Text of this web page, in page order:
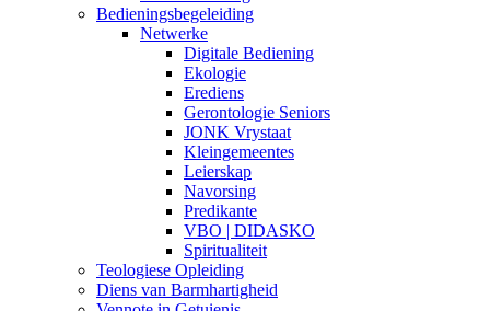
Bedieningsbegeleiding
Netwerke
Digitale Bediening
Ekologie
Erediens
Gerontologie Seniors
JONK Vrystaat
Kleingemeentes
Leierskap
Navorsing
Predikante
VBO | DIDASKO
Spiritualiteit
Teologiese Opleiding
Diens van Barmhartigheid